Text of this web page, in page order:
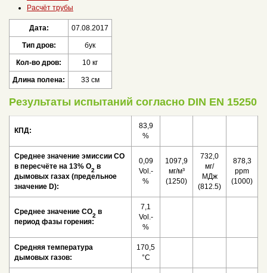
Расчёт трубы
Дата: 07.08.2017
Тип дров: бук
Кол-во дров: 10 кг
Длина полена: 33 см
Результаты испытаний согласно DIN EN 15250
КПД:
83,9
%
Среднее значение эмиссии СО
в пересчёте на 13% O2 в
дымовых газах (предельное
значение D):
0,09
Vol.-
%
1097,9
мг/м³
(1250)
732,0
мг/
МДж
(812.5)
878,3
ppm
(1000)
Среднее значение CO2 в
период фазы горения:
7,1
Vol.-
%
Средняя температура
дымовых газов:
170,5
°C